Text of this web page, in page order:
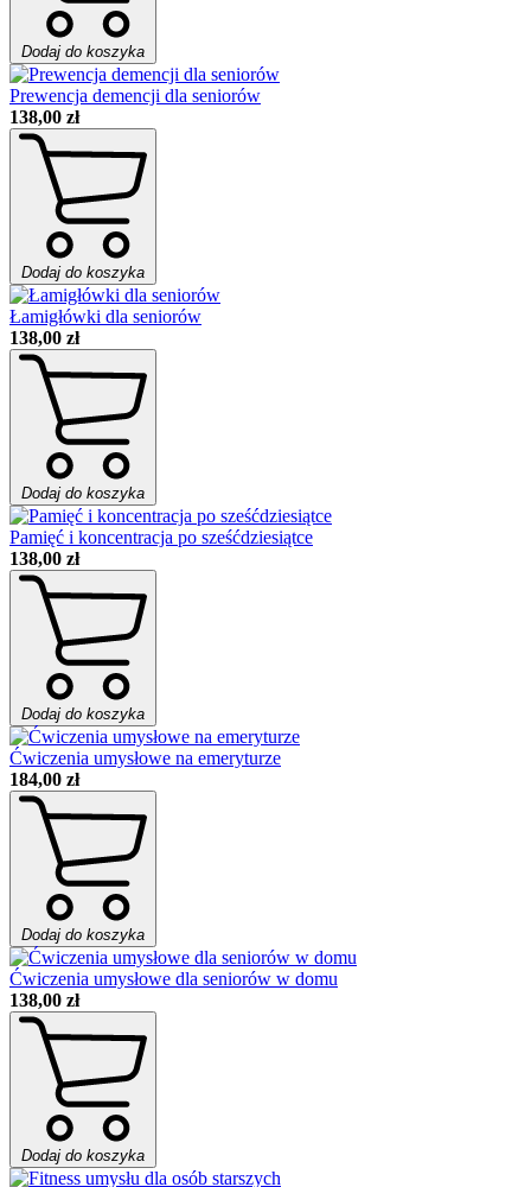
Dodaj do koszyka
Prewencja demencji dla seniorów
138,00 zł
Dodaj do koszyka
Łamigłówki dla seniorów
138,00 zł
Dodaj do koszyka
Pamięć i koncentracja po sześćdziesiątce
138,00 zł
Dodaj do koszyka
Ćwiczenia umysłowe na emeryturze
184,00 zł
Dodaj do koszyka
Ćwiczenia umysłowe dla seniorów w domu
138,00 zł
Dodaj do koszyka